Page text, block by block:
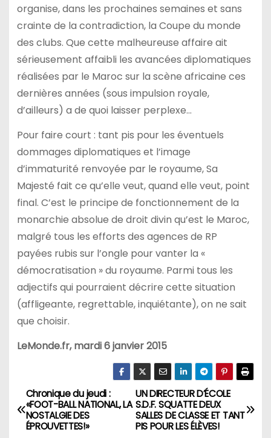
organise, dans les prochaines semaines et sans
crainte de la contradiction, la Coupe du monde
des clubs. Que cette malheureuse affaire ait
sérieusement affaibli les avancées diplomatiques
réalisées par le Maroc sur la scène africaine ces
dernières années (sous impulsion royale,
d’ailleurs) a de quoi laisser perplexe…
Pour faire court : tant pis pour les éventuels
dommages diplomatiques et l’image
d’immaturité renvoyée par le royaume, Sa
Majesté fait ce qu’elle veut, quand elle veut, point
final. C’est le principe de fonctionnement de la
monarchie absolue de droit divin qu’est le Maroc,
malgré tous les efforts des agences de RP
payées rubis sur l’ongle pour vanter la «
démocratisation » du royaume. Parmi tous les
adjectifs qui pourraient décrire cette situation
(affligeante, regrettable, inquiétante), on ne sait
que choisir.
LeMonde.fr, mardi 6 janvier 2015
N
a
UN DIRECTEUR D’ÉCOLE
S.D.F. SQUATTE DEUX
SALLES DE CLASSE ET TANT
PIS POUR LES ÉLÈVES!
Chronique du jeudi :
«FOOT-BALL NATIONAL, LA
NOSTALGIE DES
ÉPROUVETTES!»